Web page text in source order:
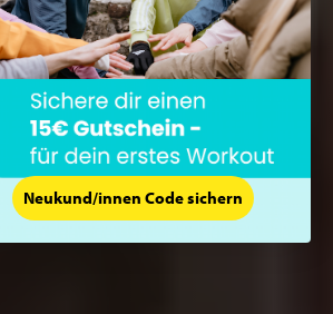
Neukund/innen Code sichern